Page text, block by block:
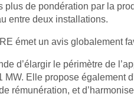
plus de pondération par la
entre deux installations.
émet un avis globalement
d’élargir le périmètre de
MW. Elle propose également
rémunération, et